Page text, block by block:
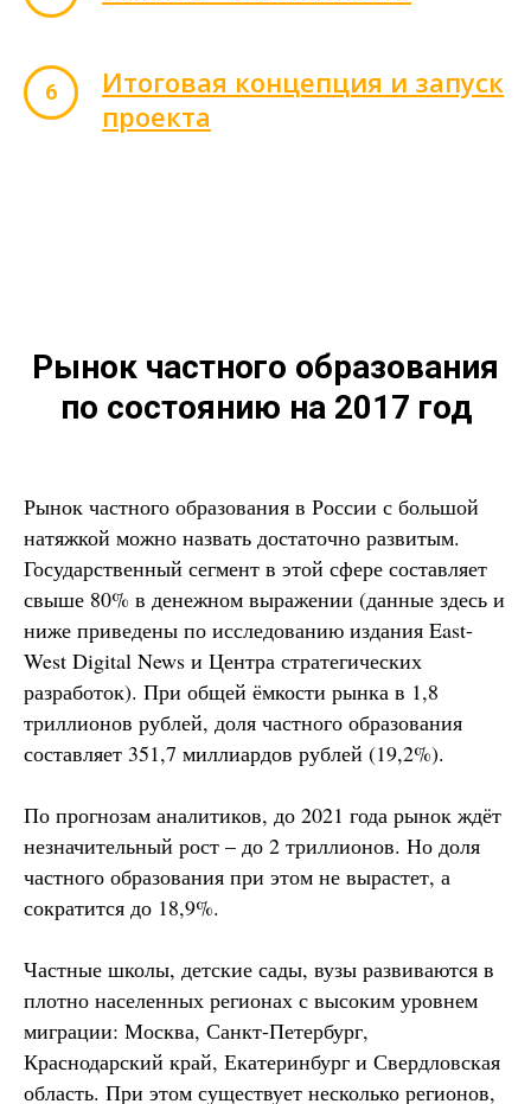
Итоговая концепция и запуск
проекта
Рынок частного образования
по состоянию на 2017 год
Рынок частного образования в России с большой
натяжкой можно назвать достаточно развитым.
Государственный сегмент в этой сфере составляет
свыше 80% в денежном выражении (данные здесь и
ниже приведены по исследованию издания East-
West Digital News и Центра стратегических
разработок). При общей ёмкости рынка в 1,8
триллионов рублей, доля частного образования
составляет 351,7 миллиардов рублей (19,2%).
По прогнозам аналитиков, до 2021 года рынок ждёт
незначительный рост – до 2 триллионов. Но доля
частного образования при этом не вырастет, а
сократится до 18,9%.
Частные школы, детские сады, вузы развиваются в
плотно населенных регионах с высоким уровнем
миграции: Москва, Санкт-Петербург,
Краснодарский край, Екатеринбург и Свердловская
область. При этом существует несколько регионов,